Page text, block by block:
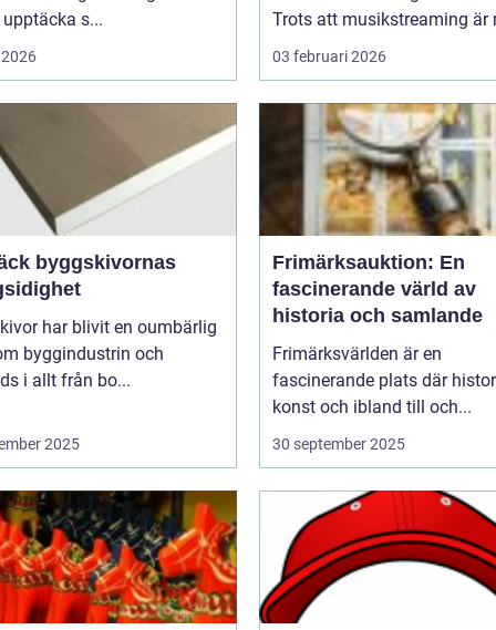
s...
Trots att musikstreaming är
03 februari 2026
byggskivornas
har blivit en oumbärlig
byggindustrin och
i allt från bo...
2025
Frimärksauktion: En
fascinerande värld av
historia och samlande
Frimärksvärlden är en
fascinerande plats där
konst och ibland till och...
30 september 2025